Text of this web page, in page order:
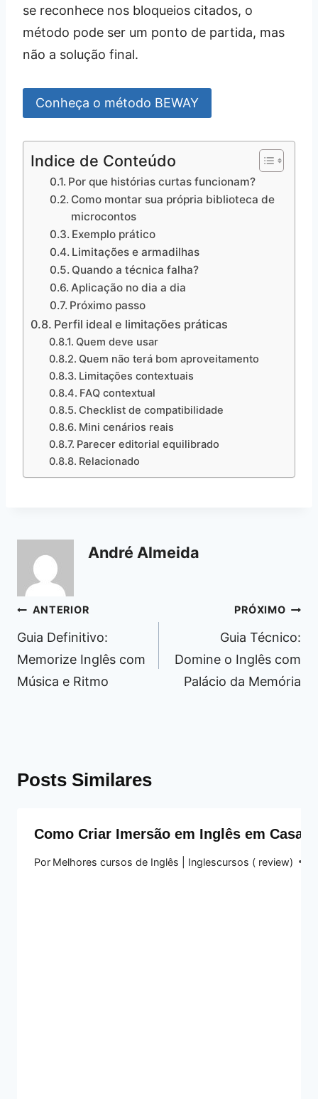
se reconhece nos bloqueios citados, o
método pode ser um ponto de partida, mas
não a solução final.
Conheça o método BEWAY
Indice de Conteúdo
Por que histórias curtas funcionam?
Como montar sua própria biblioteca de
microcontos
Exemplo prático
Limitações e armadilhas
Quando a técnica falha?
Aplicação no dia a dia
Próximo passo
Perfil ideal e limitações práticas
Quem deve usar
Quem não terá bom aproveitamento
Limitações contextuais
FAQ contextual
Checklist de compatibilidade
Mini cenários reais
Parecer editorial equilibrado
Relacionado
André Almeida
Navegação
de
Post
ANTERIOR
Guia Definitivo:
Memorize Inglês com
Música e Ritmo
PRÓXIMO
Guia Técnico:
Domine o Inglês com
Palácio da Memória
Posts Similares
Como Criar Imersão em Inglês em Casa:
Por Melhores cursos de Inglês | Inglescursos ( review)